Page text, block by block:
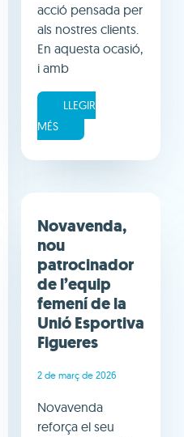
acció pensada per
als nostres clients.
En aquesta ocasió,
i amb
LLEGIR
MÉS
Novavenda,
nou
patrocinador
de l’equip
femení de la
Unió Esportiva
Figueres
2 de març de 2026
Novavenda
reforça el seu